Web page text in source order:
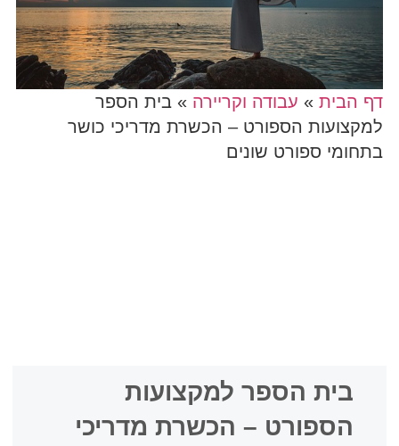
דף הבית » עבודה וקריירה » בית הספר
למקצועות הספורט – הכשרת מדריכי כושר
בתחומי ספורט שונים
בית הספר למקצועות
הספורט – הכשרת מדריכי